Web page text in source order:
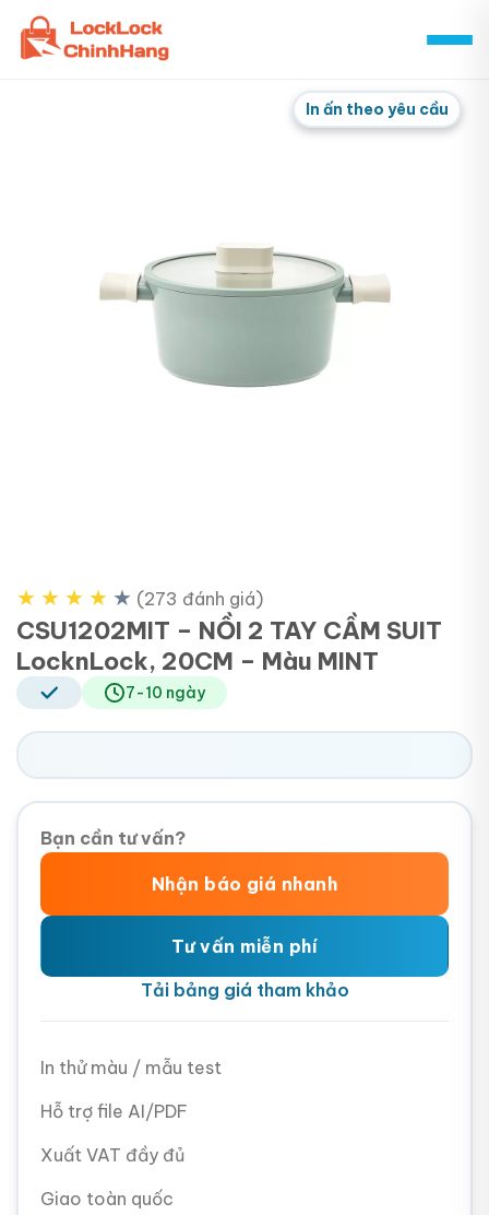
Skip
content
In ấn theo yêu cầu
★ ★ ★ ★ ★ (273 đánh giá)
CSU1202MIT – NỒI 2 TAY CẦM SUIT
LocknLock, 20CM – Màu MINT
7-10 ngày
Bạn cần tư vấn?
Nhận báo giá nhanh
Tư vấn miễn phí
Tải bảng giá tham khảo
In thử màu / mẫu test
Hỗ trợ file AI/PDF
Xuất VAT đầy đủ
Giao toàn quốc